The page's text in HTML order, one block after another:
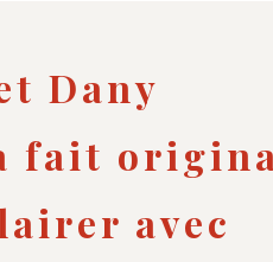
Dany
fait
avec